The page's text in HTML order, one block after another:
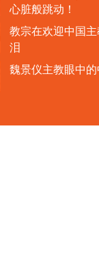
心脏般跳动！
教宗在欢迎中国
泪
魏景仪主教眼中